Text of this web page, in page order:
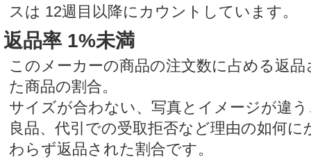
スは 12週目以降にカウントしています。
返品率 1%未満
このメーカーの商品の注文数に占める返品
た商品の割合。
サイズが合わない、写真とイメージが違う
良品、代引での受取拒否など理由の如何に
わらず返品された割合です。